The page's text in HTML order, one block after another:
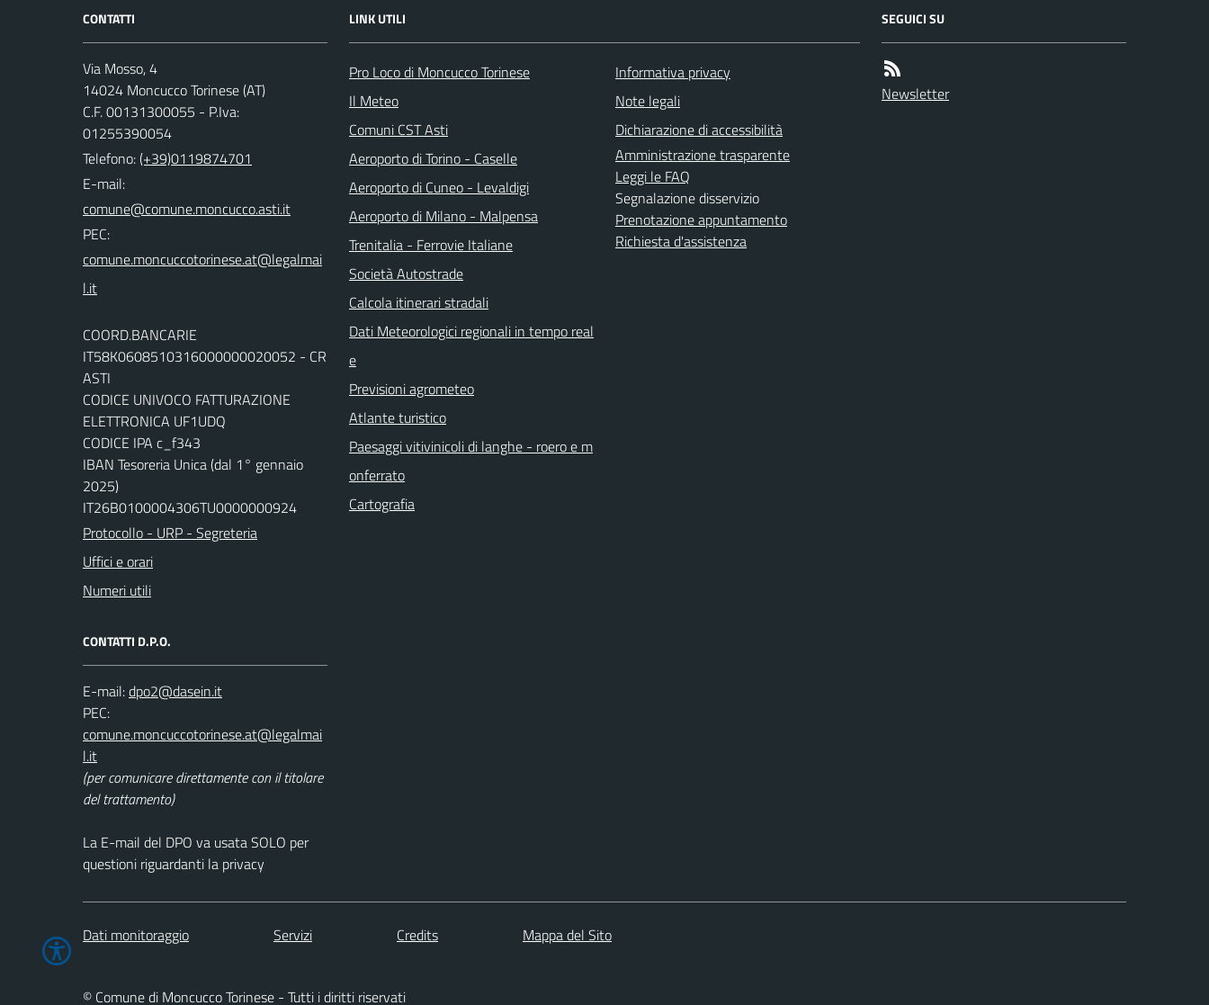
CONTATTI
Via Mosso, 4
14024 Moncucco Torinese (AT)
C.F. 00131300055 - P.Iva:
01255390054
Telefono:(+39)0119874701
E-mail:
comune@comune.moncucco.asti.it
PEC:
comune.moncuccotorinese.at@legalmai
l.it
COORD.BANCARIE
IT58K0608510316000000020052 - CR
ASTI
CODICE UNIVOCO FATTURAZIONE
ELETTRONICA UF1UDQ
CODICE IPA c_f343
IBAN Tesoreria Unica (dal 1° gennaio
2025)
IT26B0100004306TU0000000924
Protocollo - URP - Segreteria
Uffici e orari
Numeri utili
CONTATTI D.P.O.
E-mail:dpo2@dasein.it
PEC:
comune.moncuccotorinese.at@legalmai
l.it
(per comunicare direttamente con il titolare
del trattamento)
La E-mail del DPO va usata SOLO per
questioni riguardanti la privacy
LINK UTILI
Pro Loco di Moncucco Torinese
Il Meteo
Comuni CST Asti
Aeroporto di Torino - Caselle
Aeroporto di Cuneo - Levaldigi
Aeroporto di Milano - Malpensa
Trenitalia - Ferrovie Italiane
Società Autostrade
Calcola itinerari stradali
Dati Meteorologici regionali in tempo real
e
Previsioni agrometeo
Atlante turistico
Paesaggi vitivinicoli di langhe - roero e m
onferrato
Cartografia
Informativa privacy
Note legali
Dichiarazione di accessibilità
Amministrazione trasparente
Leggi le FAQ
Segnalazione disservizio
Prenotazione appuntamento
Richiesta d'assistenza
SEGUICI SU
Newsletter
Dati monitoraggio Servizi Credits Mappa del Sito
© Comune di Moncucco Torinese - Tutti i diritti riservati